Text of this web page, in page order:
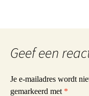
Geef een
Je e-mailadres wordt
gemarkeerd met *